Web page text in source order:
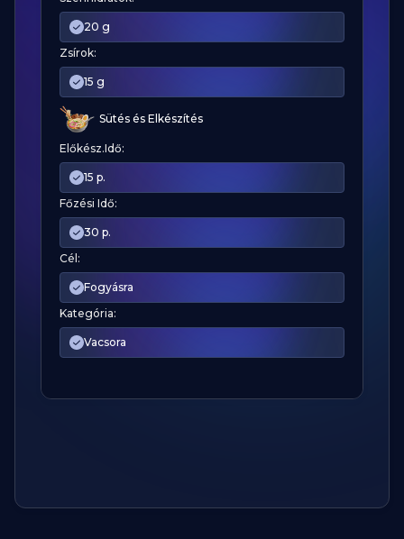
20 g
Zsírok:
15 g
Sütés és Elkészítés
Előkész.Idő:
15 p.
Főzési Idő:
30 p.
Cél:
Fogyásra
Kategória:
Vacsora